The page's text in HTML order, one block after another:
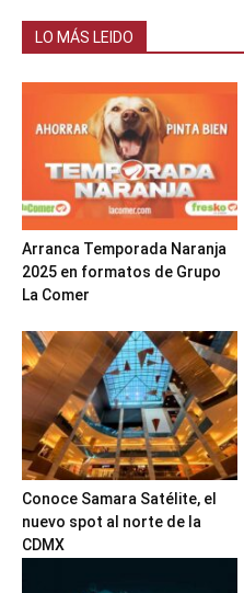
LO MÁS LEIDO
Arranca Temporada Naranja
2025 en formatos de Grupo
La Comer
Conoce Samara Satélite, el
nuevo spot al norte de la
CDMX